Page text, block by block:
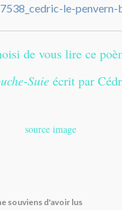
le-penvern-
de vous lire ce
Suieécrit par
source image
souviens d'avoir lus